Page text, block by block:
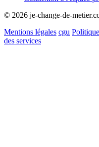
© 2026 je-change-de-
Mentions légales cgu
des services